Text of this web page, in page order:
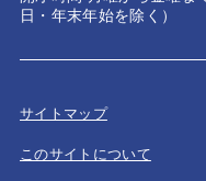
日・年末年始を除く）
サイトマップ
このサイトについて